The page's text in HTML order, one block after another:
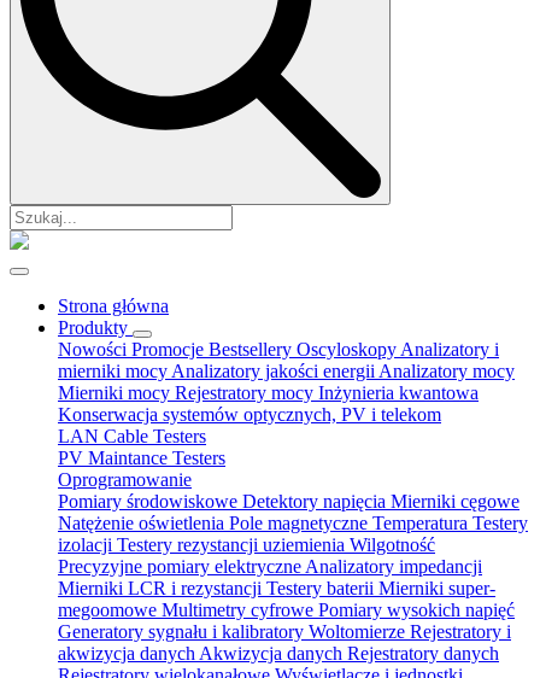
Strona główna
Produkty
Nowości Promocje Bestsellery Oscyloskopy Analizatory i
mierniki mocy Analizatory jakości energii Analizatory mocy
Mierniki mocy Rejestratory mocy Inżynieria kwantowa
Konserwacja systemów optycznych, PV i telekom
LAN Cable Testers
PV Maintance Testers
Oprogramowanie
Pomiary środowiskowe Detektory napięcia Mierniki cęgowe
Natężenie oświetlenia Pole magnetyczne Temperatura Testery
izolacji Testery rezystancji uziemienia Wilgotność
Precyzyjne pomiary elektryczne Analizatory impedancji
Mierniki LCR i rezystancji Testery baterii Mierniki super-
megoomowe Multimetry cyfrowe Pomiary wysokich napięć
Generatory sygnału i kalibratory Woltomierze Rejestratory i
akwizycja danych Akwizycja danych Rejestratory danych